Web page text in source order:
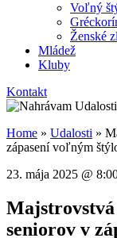
Voľný
Ženské
Mládež
Kluby
Kontakt
Home » Udalosti »
zápasení voľným
23. mája 2025 @
seniorov v